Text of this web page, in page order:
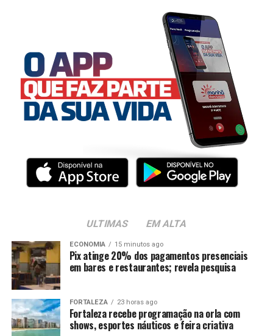
ULTIMAS EM ALTA
ECONOMIA 15 minutos ago
Pix atinge 20% dos pagamentos presenciais
em bares e restaurantes; revela pesquisa
FORTALEZA 23 horas ago
Fortaleza recebe programação na orla com
shows, esportes náuticos e feira criativa